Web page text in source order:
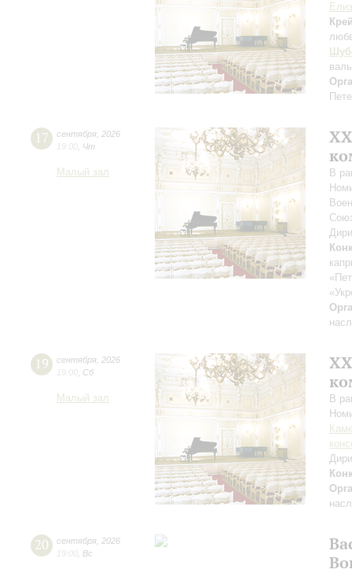
17 сентября 2026
19:00 Чт
Малый зал
В
19 сентября 2026
19:00 Сб
Малый зал
В
20 сентября 2026
19:00 Вс